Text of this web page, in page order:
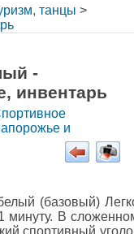
танцы >
-
инвентарь
и
(базовый)
минуту. В
спортивный